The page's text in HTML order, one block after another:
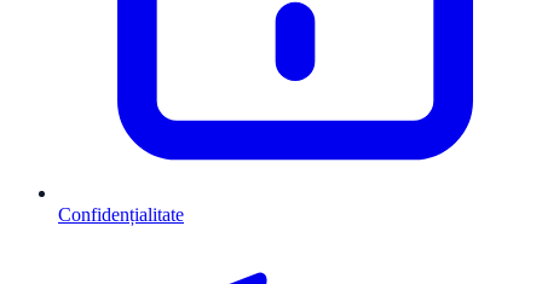
Confidențialitate